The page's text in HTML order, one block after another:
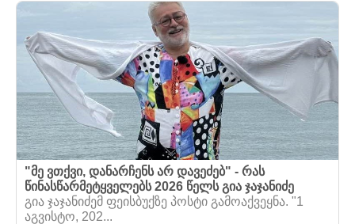
"მე ვთქვი, დანარჩენს არ დავეძებ" - რას
წინასწარმეტყველებს 2026 წელს გია ჯაჯანიძე
გია ჯაჯანიძემ ფეისბუქზე პოსტი გამოაქვეყნა. "1
აგვისტო, 202...